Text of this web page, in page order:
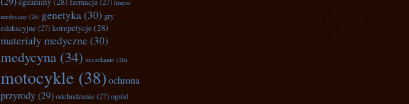
fitness
medyczny (26) genetyka(30) gry
edukacyjne (27)korepetycje(28)
materiały medyczne (30)
medycyna (34) mieszkanie (26)
motocykle (38)ochrona
przyrody(29)odchudzanie (27)ogród